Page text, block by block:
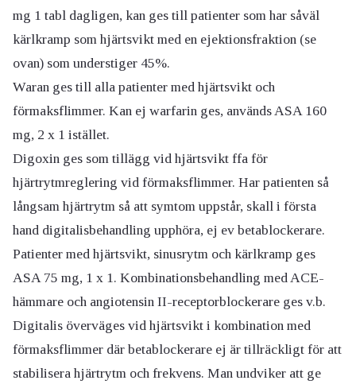
mg 1 tabl dagligen, kan ges till patienter som har såväl
kärlkramp som hjärtsvikt med en ejektionsfraktion (se
ovan) som understiger 45%.
Waran ges till alla patienter med hjärtsvikt och
förmaksflimmer. Kan ej warfarin ges, används ASA 160
mg, 2 x 1 istället.
Digoxin ges som tillägg vid hjärtsvikt ffa för
hjärtrytmreglering vid förmaksflimmer. Har patienten så
långsam hjärtrytm så att symtom uppstår, skall i första
hand digitalisbehandling upphöra, ej ev betablockerare.
Patienter med hjärtsvikt, sinusrytm och kärlkramp ges
ASA 75 mg, 1 x 1. Kombinationsbehandling med ACE-
hämmare och angiotensin II-receptorblockerare ges v.b.
Digitalis överväges vid hjärtsvikt i kombination med
förmaksflimmer där betablockerare ej är tillräckligt för att
stabilisera hjärtrytm och frekvens. Man undviker att ge